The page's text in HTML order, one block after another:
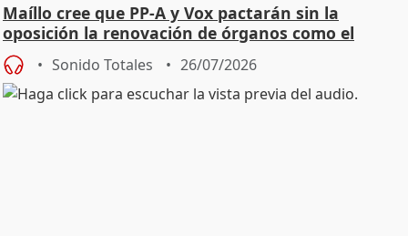
Maíllo cree que PP-A y Vox pactarán sin la
oposición la renovación de órganos como el
Defensor
Sonido Totales 26/07/2026